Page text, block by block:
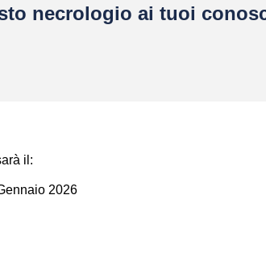
necrologio ai tuoi
il:
2026